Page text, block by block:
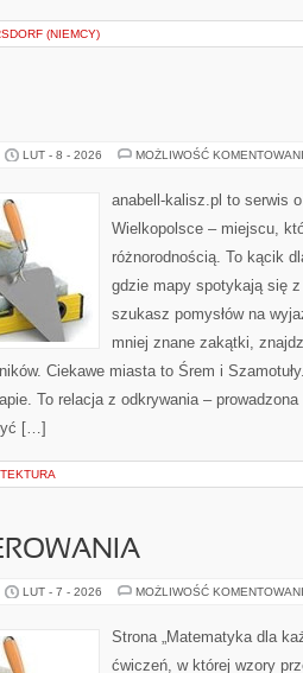
(NIEMCY)
LUT - 8 - 2026 MOŻLIWOŚĆ
anabell-kalisz.pl to serwis
Wielkopolsce – miejscu,
różnorodnością. To kącik
gdzie mapy spotykają się
szukasz pomysłów na
mniej znane zakątki,
Ciekawe miasta to Śrem i
To relacja z odkrywania –
[…]
LUT - 7 - 2026 MOŻLIWOŚĆ
Strona „Matematyka dla
ćwiczeń, w której wzory